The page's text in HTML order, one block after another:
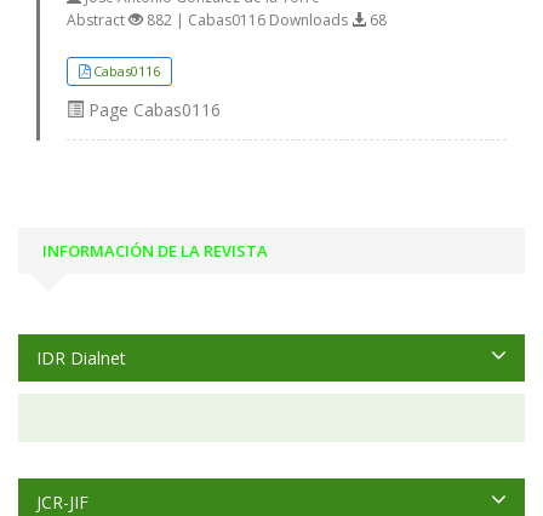
Abstract
882 | Cabas0116 Downloads 68
Cabas0116
Page Cabas0116
INFORMACIÓN DE LA REVISTA
IDR Dialnet
JCR-JIF